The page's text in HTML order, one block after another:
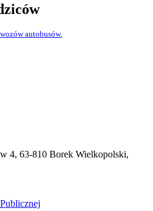
autobusów.
4, 63-810 Borek Wielkopolski,